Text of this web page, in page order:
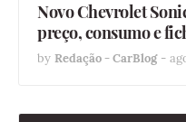
Novo Chevrolet
preço, consumo e
by Redação - CarBlog -